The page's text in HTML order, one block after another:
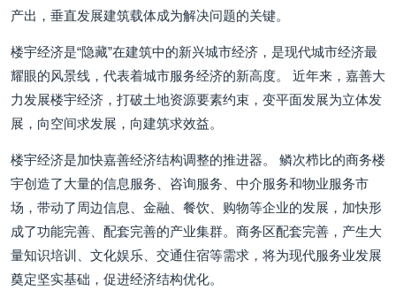
产出，垂直发展建筑载体成为解决问题的关键。
楼宇经济是“隐藏”在建筑中的新兴城市经济，是现代城市经济最
耀眼的风景线，代表着城市服务经济的新高度。 近年来，嘉善大
力发展楼宇经济，打破土地资源要素约束，变平面发展为立体发
展，向空间求发展，向建筑求效益。
楼宇经济是加快嘉善经济结构调整的推进器。 鳞次栉比的商务楼
宇创造了大量的信息服务、咨询服务、中介服务和物业服务市
场，带动了周边信息、金融、餐饮、购物等企业的发展，加快形
成了功能完善、配套完善的产业集群。商务区配套完善，产生大
量知识培训、文化娱乐、交通住宿等需求，将为现代服务业发展
奠定坚实基础，促进经济结构优化。